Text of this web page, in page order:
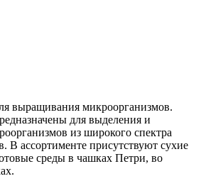
выращивания микроорганизмов.
для выделения и
из широкого спектра
В ассортименте присутствуют сухие
среды в чашках Петри, во